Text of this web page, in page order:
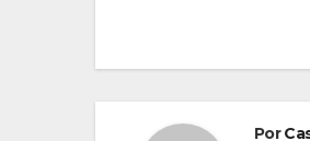
entradas
Por